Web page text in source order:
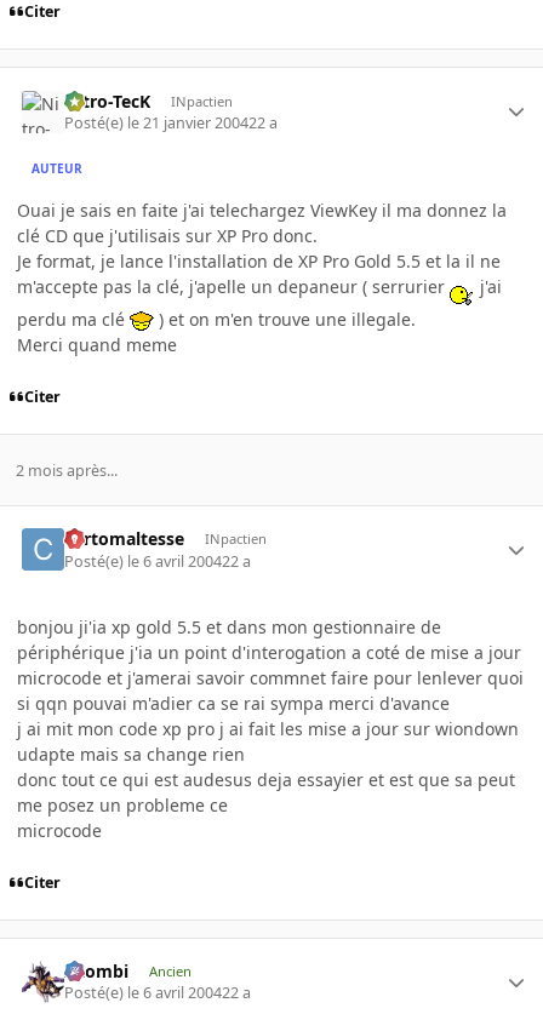
Citer
Nitro-TecK INpactien
Posté(e) le 21 janvier 200422 a
AUTEUR
Ouai je sais en faite j'ai telechargez ViewKey il ma donnez la
clé CD que j'utilisais sur XP Pro donc.
Je format, je lance l'installation de XP Pro Gold 5.5 et la il ne
m'accepte pas la clé, j'apelle un depaneur ( serrurier
j'ai
perdu ma clé
) et on m'en trouve une illegale.
Merci quand meme
Citer
2 mois après...
cortomaltesse INpactien
Posté(e) le 6 avril 200422 a
bonjou ji'ia xp gold 5.5 et dans mon gestionnaire de
périphérique j'ia un point d'interogation a coté de mise a jour
microcode et j'amerai savoir commnet faire pour lenlever quoi
si qqn pouvai m'adier ca se rai sympa merci d'avance
j ai mit mon code xp pro j ai fait les mise a jour sur wiondown
udapte mais sa change rien
donc tout ce qui est audesus deja essayier et est que sa peut
me posez un probleme ce
microcode
Citer
XZombi Ancien
Posté(e) le 6 avril 200422 a